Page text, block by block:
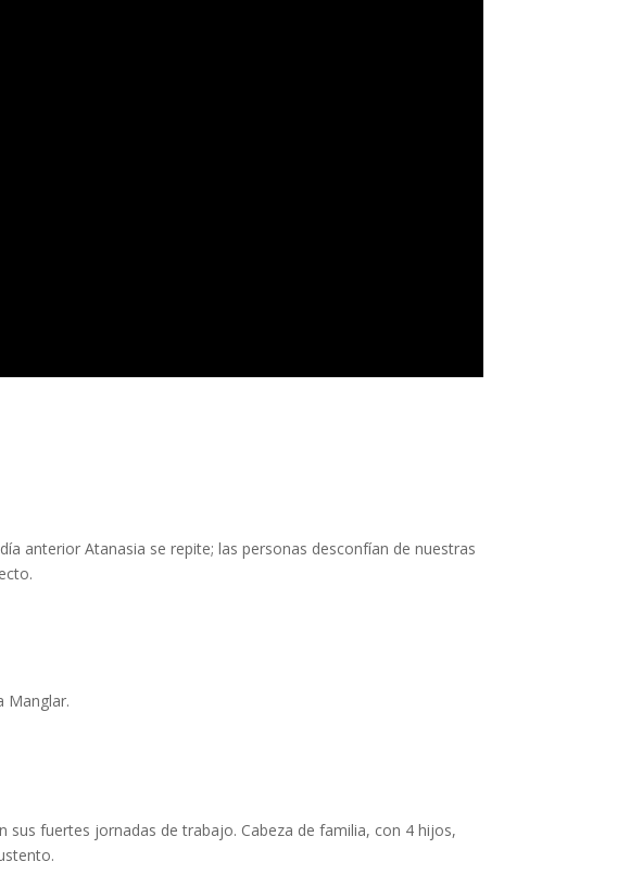
anterior Atanasia se repite; las personas desconfían de nuestras
Manglar.
fuertes jornadas de trabajo. Cabeza de familia, con 4 hijos,